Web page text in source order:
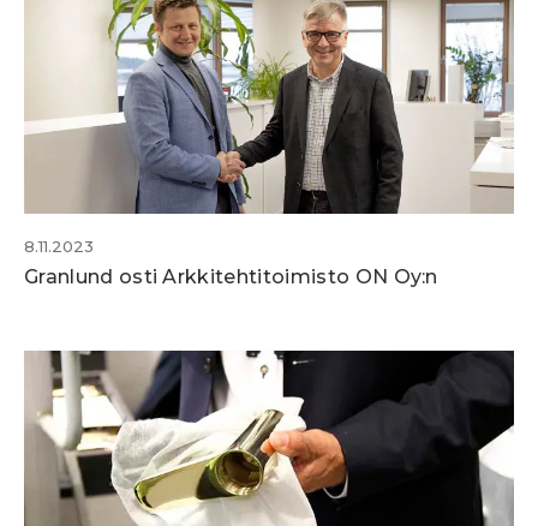
8.11.2023
Granlund osti Arkkitehtitoimisto ON Oy:n